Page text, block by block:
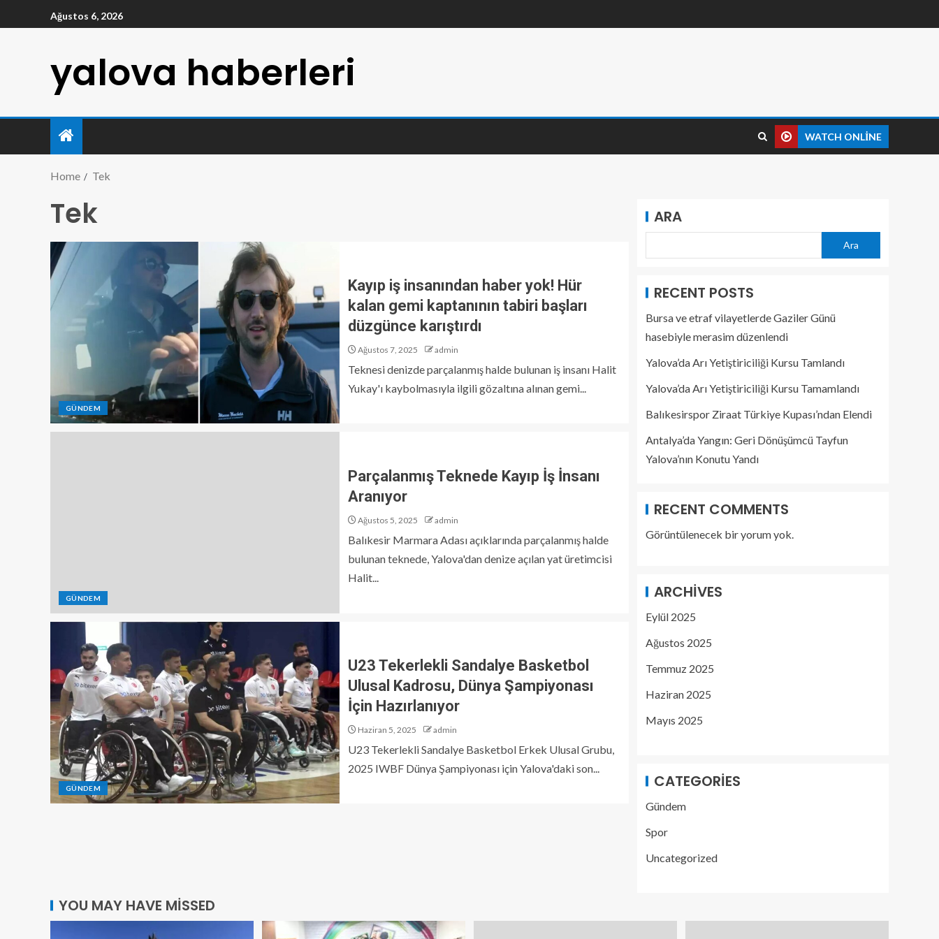
Ağustos 6, 2026
yalova haberleri
WATCH ONLINE
Home Tek
Tek
GÜNDEM
Kayıp iş insanından haber yok! Hür
kalan gemi kaptanının tabiri başları
düzgünce karıştırdı
Ağustos 7, 2025 admin
Teknesi denizde parçalanmış halde bulunan iş insanı Halit
Yukay'ı kaybolmasıyla ilgili gözaltına alınan gemi...
GÜNDEM
Parçalanmış Teknede Kayıp İş İnsanı
Aranıyor
Ağustos 5, 2025 admin
Balıkesir Marmara Adası açıklarında parçalanmış halde
bulunan teknede, Yalova'dan denize açılan yat üretimcisi
Halit...
GÜNDEM
U23 Tekerlekli Sandalye Basketbol
Ulusal Kadrosu, Dünya Şampiyonası
İçin Hazırlanıyor
Haziran 5, 2025 admin
U23 Tekerlekli Sandalye Basketbol Erkek Ulusal Grubu,
2025 IWBF Dünya Şampiyonası için Yalova'daki son...
ARA
Ara
RECENT POSTS
Bursa ve etraf vilayetlerde Gaziler Günü
hasebiyle merasim düzenlendi
Yalova’da Arı Yetiştiriciliği Kursu Tamlandı
Yalova’da Arı Yetiştiriciliği Kursu Tamamlandı
Balıkesirspor Ziraat Türkiye Kupası’ndan Elendi
Antalya’da Yangın: Geri Dönüşümcü Tayfun
Yalova’nın Konutu Yandı
RECENT COMMENTS
Görüntülenecek bir yorum yok.
ARCHIVES
Eylül 2025
Ağustos 2025
Temmuz 2025
Haziran 2025
Mayıs 2025
CATEGORIES
Gündem
Spor
Uncategorized
YOU MAY HAVE MISSED